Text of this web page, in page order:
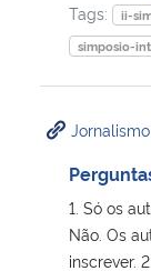
Tags:
ii-
simposio-
Jornalismo
1. Só os
Não. Os
inscrever.